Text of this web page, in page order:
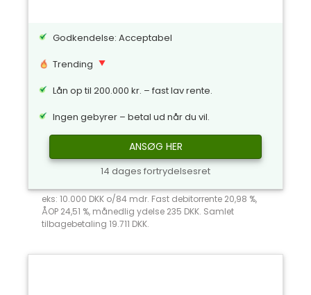
Godkendelse: Acceptabel
Trending
Lån op til 200.000 kr. – fast lav rente.
Ingen gebyrer – betal ud når du vil.
ANSØG HER
14 dages fortrydelsesret
eks: 10.000 DKK o/84 mdr. Fast debitorrente 20,98 %,
ÅOP 24,51 %, månedlig ydelse 235 DKK. Samlet
tilbagebetaling 19.711 DKK.